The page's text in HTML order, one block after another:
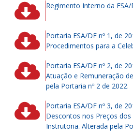
Regimento Interno da ESA/
Portaria ESA/DF nº 1, de
Procedimentos para a
Portaria ESA/DF nº 2, de
Atuação e Remuneração
pela Portaria nº 2 de 2022.
Portaria ESA/DF nº 3, de
Descontos nos Preços dos
Instrutoria. Alterada pela